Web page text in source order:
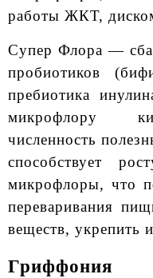
работы ЖКТ,
Супер Флора —
пробиотиков
пребиотика
микрофлору
численность
способствует
микрофлоры, что
переваривания
веществ, укрепить
Гриффония